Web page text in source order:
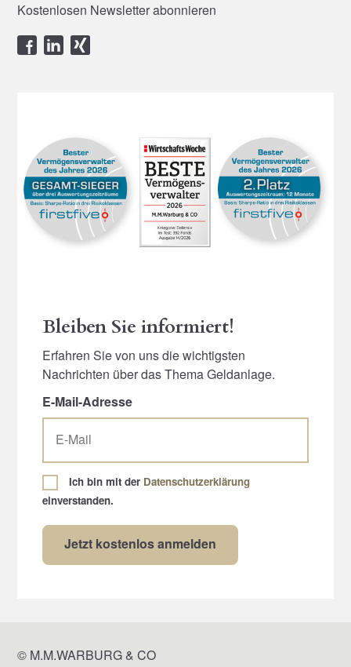
Kostenlosen Newsletter abonnieren
Bleiben Sie informiert!
Erfahren Sie von uns die wichtigsten
Nachrichten über das Thema Geldanlage.
E-Mail-Adresse
Ich bin mit der Datenschutzerklärung
einverstanden.
© M.M.WARBURG & CO